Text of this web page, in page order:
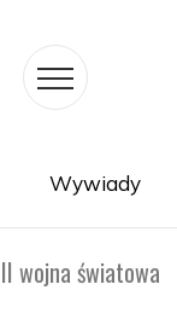
Wywiady
II wojna światowa